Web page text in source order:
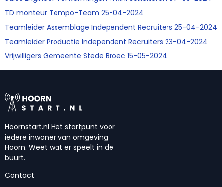
TD monteur Tempo-Team 25-04-2024
Teamleider Assemblage Independent Recruiters 25-04-2024
Teamleider Productie Independent Recruiters 23-04-2024
Vrijwilligers Gemeente Stede Broec 15-05-2024
Hoornstart.nl Het startpunt voor
iedere inwoner van omgeving
Hoorn. Weet wat er speelt in de
buurt.
Contact